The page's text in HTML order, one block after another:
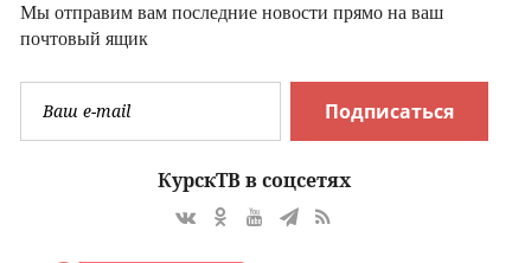
Мы отправим вам последние новости прямо на ваш
почтовый ящик
Подписаться
КурскТВ в соцсетях